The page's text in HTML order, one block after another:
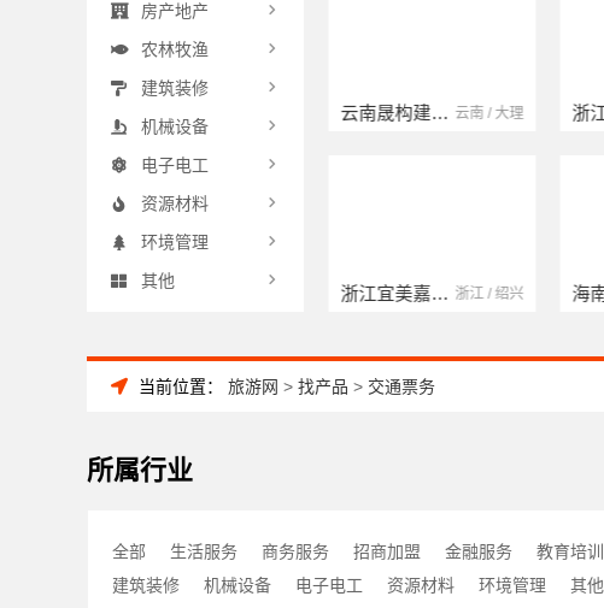
云南晟构建筑建材有限公司 云南 / 大理
浙江宜美嘉装饰工程有限公司 浙江 / 绍兴
房产地产
农林牧渔
建筑装修
机械设备
电子电工
资源材料
环境管理
其他
当前位置： 旅游网 > 找产品 > 交通票务
所属行业
全部 生活服务 商务服务 招商加盟 金融服务 教育培训
建筑装修
机械设备 电子电工 资源材料 环境管理 其他